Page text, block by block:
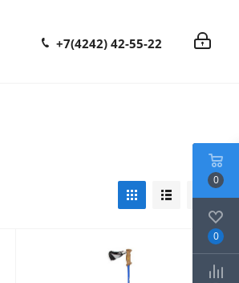
+7(4242) 42-55-22
0
0